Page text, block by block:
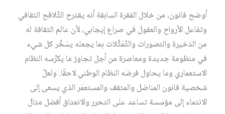
أوضح فانون، من خلال الفقرة السابقة أنه يقترح التَّلاقح الثقافي
وتفاعل الأرواح والعقول في صراع إيجابي، لأن عالم الثقافة له
من الذخيرة والتصورات والتَّمَثُّلات بما يجعله يسَخِّر كل شيء
في منظومة جديدة ومعاصرة من أجل تجاوز ما يكرِّسه النظام
الاستعماري وما يحاول فرضه النظام الوطني لاحقًا. ولعلّ
شخصية فانون المناضل والمثقف والمستعمَر الذي يسعى إلى
الانتماء إلى مؤسسة تساعد على التحرر والانعتاق أفضل مثال